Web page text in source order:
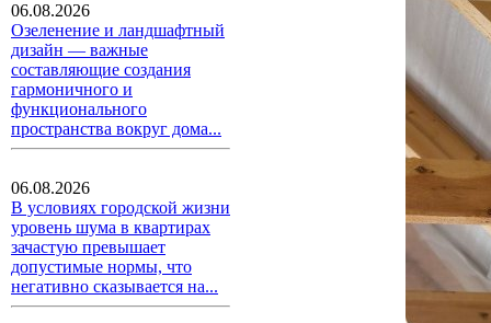
06.08.2026
Озеленение и ландшафтный
дизайн — важные
составляющие создания
гармоничного и
функционального
пространства вокруг дома...
06.08.2026
В условиях городской жизни
уровень шума в квартирах
зачастую превышает
допустимые нормы, что
негативно сказывается на...